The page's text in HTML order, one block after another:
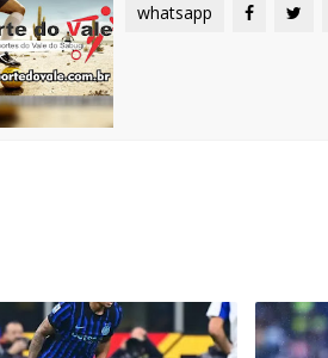
whatsapp